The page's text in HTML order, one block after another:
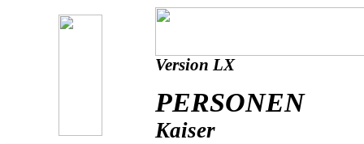
Version LX
PERSONEN
Kaiser